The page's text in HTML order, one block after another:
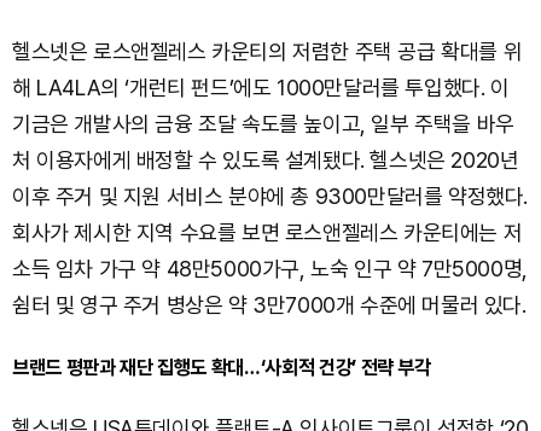
헬스넷은 로스앤젤레스 카운티의 저렴한 주택 공급 확대를 위
해 LA4LA의 ‘개런티 펀드’에도 1000만달러를 투입했다. 이
기금은 개발사의 금융 조달 속도를 높이고, 일부 주택을 바우
처 이용자에게 배정할 수 있도록 설계됐다. 헬스넷은 2020년
이후 주거 및 지원 서비스 분야에 총 9300만달러를 약정했다.
회사가 제시한 지역 수요를 보면 로스앤젤레스 카운티에는 저
소득 임차 가구 약 48만5000가구, 노숙 인구 약 7만5000명,
쉼터 및 영구 주거 병상은 약 3만7000개 수준에 머물러 있다.
브랜드 평판과 재단 집행도 확대…‘사회적 건강’ 전략 부각